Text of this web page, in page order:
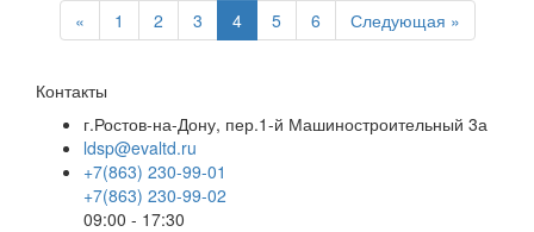
«Previous
1 2 3 4 5 6 Следующая »Next
Контакты
г.Ростов-на-Дону, пер.1-й Машиностроительный 3а
ldsp@evaltd.ru
+7(863) 230-99-01
+7(863) 230-99-02
09:00 - 17:30